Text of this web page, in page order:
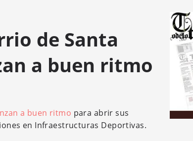
de Santa
a buen ritmo
a buen ritmo para abrir sus
en Infraestructuras Deportivas.